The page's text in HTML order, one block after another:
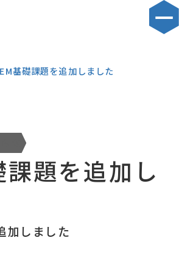
基礎課題を追加しました
課題を追加し
加しました